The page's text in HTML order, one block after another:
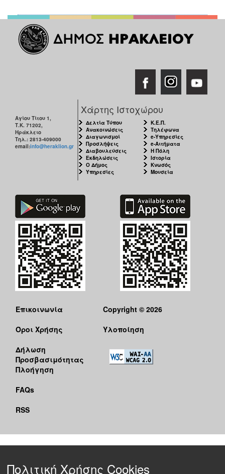
Αγίου Τίτου 1,
Τ.Κ. 71202,
Ηράκλειο
Τηλ.: 2813-409000
email:info@heraklion.gr
Χάρτης Ιστοχώρου
Δελτία Τύπου
Ανακοινώσεις
Διαγωνισμοί
Προσλήψεις
Διαβουλεύσεις
Εκδηλώσεις
Ο Δήμος
Υπηρεσίες
Κ.Ε.Π.
Τηλέφωνα
e-Υπηρεσίες
e-Αιτήματα
Η Πόλη
Ιστορία
Κνωσός
Μουσεία
Επικοινωνία
Όροι Χρήσης
Δήλωση
Προσβασιμότητας
Πλοήγηση
FAQs
RSS
Copyright © 2026
Υλοποίηση
Πολιτική Χρήσης Cookies